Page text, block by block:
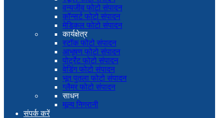
वन्यजीव फोटो संपादन
कॉन्सर्ट फोटो संपादन
मेडिकल फोटो संपादन
कार्यक्षेत्र
स्टॉक फोटो संपादन
आभूषण फोटो संपादन
पोर्ट्रेट फोटो संपादन
वेडिंग फोटो संपादन
भूत पुतला फोटो संपादन
ग्लैमर फोटो संपादन
साधन
मूल्य निगरानी
संपर्क करें